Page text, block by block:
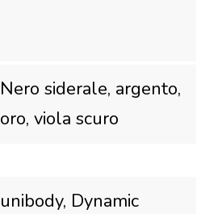
Nero siderale, argento,
oro, viola scuro
unibody, Dynamic